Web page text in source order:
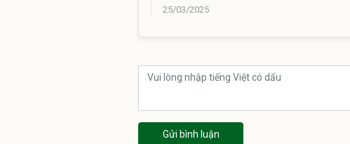
25/03/2025
Gửi bình luận